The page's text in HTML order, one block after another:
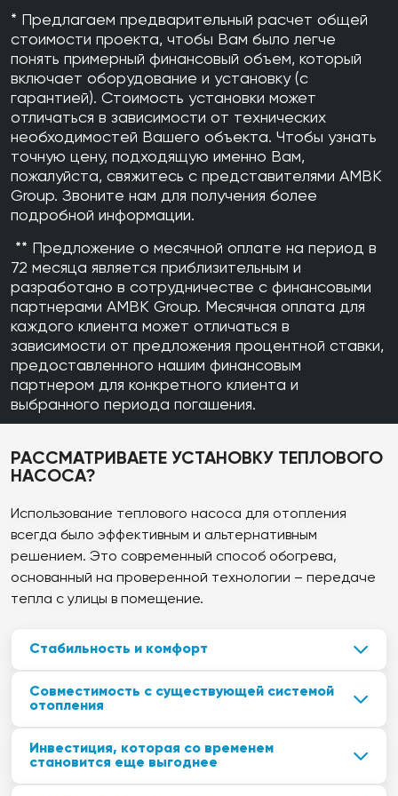
желающих иметь энергоэффективную и надежную систему
отопления и охлаждения с современными возможностями
управления и эстетичным дизайном.
Электрический нагревательный элемент: 9 кВт
Размеры (внутренний блок/наружный блок): 840x440x390 /
1003x1270x533
температуры.
• Простота установки и обслуживания: электронная панель
управления и гидравлические компоненты расположены на
передней панели, обеспечивая легкий доступ для обслуживания.
• Совместимость с различными решениями для водяных
нержавеющей стали или термическим аккумулятором ECH2O.
Преимущества:
• Приложение Onecta (опционально): позволяет управлять
климатом в помещении из любой точки с помощью смартфона или
• Гарантированная работа до -28°C: подходит для любого климата,
способен работать даже в суровых зимних условиях.
• Быстрая конфигурация: 9-ступенчатый проводник конфигурации с
высокоразрешающим цветным интерфейсом обеспечивает
быструю и простую установку.
• Этот тепловой насос является идеальным решением для домов,
желающих иметь энергоэффективную и надежную систему
отопления и охлаждения с современными возможностями
управления и эстетичным дизайном.
Размеры (внутренний блок/наружный блок): 840x440x390 /
1003x1270x533
* Предлагаем предварительный расчет общей
стоимости проекта, чтобы Вам было легче
понять примерный финансовый объем, который
включает оборудование и установку (с
гарантией). Стоимость установки может
отличаться в зависимости от технических
необходимостей Вашего объекта. Чтобы узнать
точную цену, подходящую именно Вам,
пожалуйста, свяжитесь с представителями AMBK
Group. Звоните нам для получения более
подробной информации.
** Предложение о месячной оплате на период в
72 месяца является приблизительным и
разработано в сотрудничестве с финансовыми
партнерами AMBK Group. Месячная оплата для
каждого клиента может отличаться в
зависимости от предложения процентной ставки,
предоставленного нашим финансовым
партнером для конкретного клиента и
выбранного периода погашения.
РАССМАТРИВАЕТЕ УСТАНОВКУ ТЕПЛОВОГО
НАСОСА?
Использование теплового насоса для отопления
всегда было эффективным и альтернативным
решением. Это современный способ обогрева,
основанный на проверенной технологии – передаче
тепла с улицы в помещение.
Стабильность и комфорт
Отопление с помощью теплового насоса
обеспечивает непревзойденный уровень комфорта в
техническое обслуживание – вероятно, единственные
Совместимость с существующей системой
отопления
Тепловой насос может работать совместно с вашей
существующей системой отопления, обеспечивая
дополнительную гибкость и надежность.
Инвестиция, которая со временем
становится еще выгоднее
Тепловой насос работает на электричестве. В